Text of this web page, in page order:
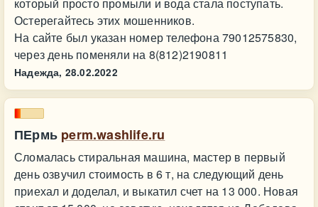
Остерегайтесь этих мошенников.
На сайте был указан номер телефона 79012575830,
через день поменяли на 8(812)2190811
Надежда, 28.02.2022
ПЕрмь perm.washlife.ru
Сломалась стиральная машина, мастер в первый
день озвучил стоимость в 6 т, на следующий день
приехал и доделал, и выкатил счет на 13 000. Новая